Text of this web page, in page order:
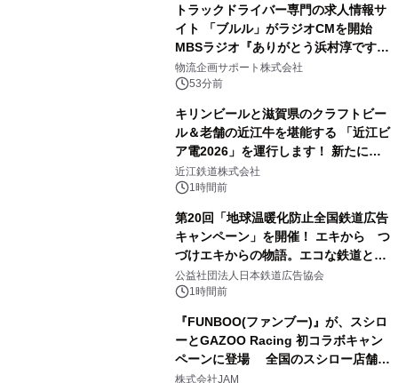
トラックドライバー専門の求人情報サ
イト 「ブルル」がラジオCMを開始
MBSラジオ『ありがとう浜村淳です』
にて8月1日(土)より
物流企画サポート株式会社
53分前
キリンビールと滋賀県のクラフトビー
ル＆老舗の近江牛を堪能する 「近江ビ
ア電2026」を運行します！ 新たに
「長濱浪漫ビール」が参加！キリン一
番搾り飲み放題が復活！
近江鉄道株式会社
1時間前
第20回「地球温暖化防止全国鉄道広告
キャンペーン」を開催！ エキから つ
づけエキからの物語。エコな鉄道とと
もに。
公益社団法人日本鉄道広告協会
1時間前
『FUNBOO(ファンブー)』が、スシロ
ーとGAZOO Racing 初コラボキャン
ペーンに登場 全国のスシロー店舗で
GR 4車種の FUNBOO(ミニカー)付き
株式会社JAM